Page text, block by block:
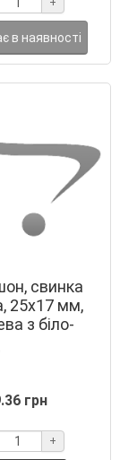
+
в наявності
свинка
25х17 мм,
з біло-
платтям
грн
+